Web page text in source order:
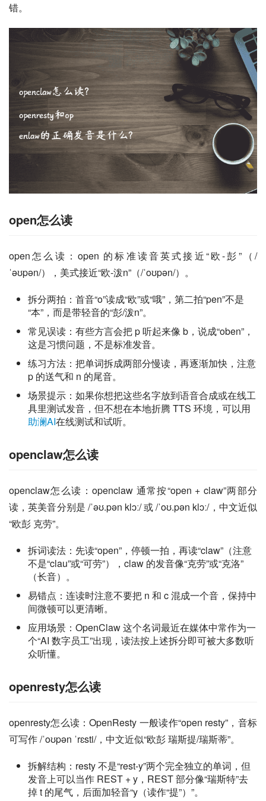
错。
open怎么读
open怎么读：open 的标准读音英式接近“欧-彭”（/
ˈəʊpən/），美式接近“欧-泼n”（/ˈoʊpən/）。
拆分两拍：首音“o”读成“欧”或“哦”，第二拍“pen”不是
“本”，而是带轻音的“彭/泼n”。
常见误读：有些方言会把 p 听起来像 b，说成“oben”，
这是习惯问题，不是标准发音。
练习方法：把单词拆成两部分慢读，再逐渐加快，注意
p 的送气和 n 的尾音。
场景提示：如果你想把这些名字放到语音合成或在线工
具里测试发音，但不想在本地折腾 TTS 环境，可以用
助澜AI在线测试和试听。
openclaw怎么读
openclaw怎么读：openclaw 通常按“open + claw”两部分
读，英美音分别是 /ˈəʊ.pən klɔː/ 或 /ˈoʊ.pən klɔː/，中文近似
“欧彭 克劳”。
拆词读法：先读“open”，停顿一拍，再读“claw”（注意
不是“clau”或“可劳”），claw 的发音像“克劳”或“克洛”
（长音）。
易错点：连读时注意不要把 n 和 c 混成一个音，保持中
间微顿可以更清晰。
应用场景：OpenClaw 这个名词最近在媒体中常作为一
个“AI 数字员工”出现，读法按上述拆分即可被大多数听
众听懂。
openresty怎么读
openresty怎么读：OpenResty 一般读作“open resty”，音标
可写作 /ˈoʊpən ˈrɛsti/，中文近似“欧彭 瑞斯提/瑞斯蒂”。
拆解结构：resty 不是“rest-y”两个完全独立的单词，但
发音上可以当作 REST + y，REST 部分像“瑞斯特”去
掉 t 的尾气，后面加轻音“y（读作“提”）”。